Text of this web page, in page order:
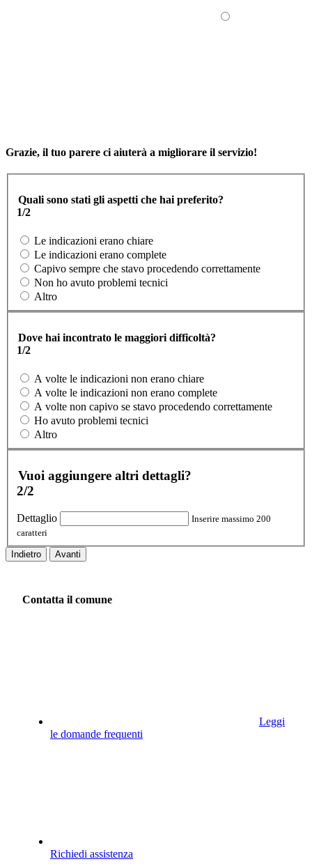
Grazie, il tuo parere ci aiuterà a migliorare il servizio!
Quali sono stati gli aspetti che hai preferito?
1/2
Le indicazioni erano chiare
Le indicazioni erano complete
Capivo sempre che stavo procedendo correttamente
Non ho avuto problemi tecnici
Altro
Dove hai incontrato le maggiori difficoltà?
1/2
A volte le indicazioni non erano chiare
A volte le indicazioni non erano complete
A volte non capivo se stavo procedendo correttamente
Ho avuto problemi tecnici
Altro
Vuoi aggiungere altri dettagli?
2/2
Dettaglio
Inserire massimo 200
caratteri
Indietro Avanti
Contatta il comune
Leggi
le domande frequenti
Richiedi assistenza